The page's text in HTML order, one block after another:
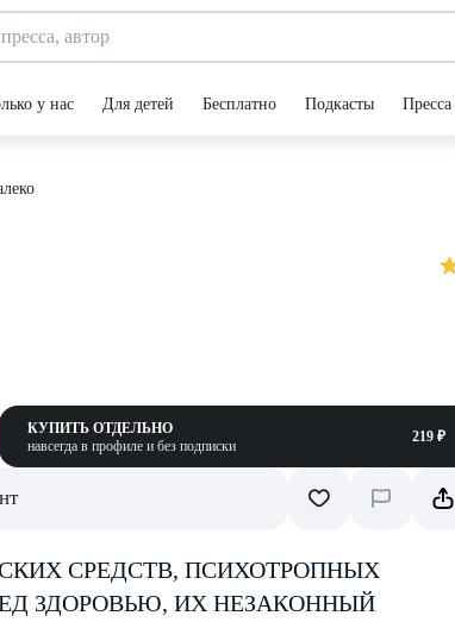
у нас Для детей Бесплатно Подкасты Пресса
КУПИТЬ ОТДЕЛЬНО
навсегда в профиле и без подписки
219 ₽
СРЕДСТВ, ПСИХОТРОПНЫХ
ЗДОРОВЬЮ, ИХ НЕЗАКОННЫЙ